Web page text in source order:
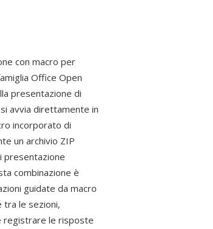
con macro per
Office Open
presentazione di
avvia direttamente in
incorporato di
un archivio ZIP
presentazione
combinazione è
guidate da macro
tra le sezioni,
registrare le risposte